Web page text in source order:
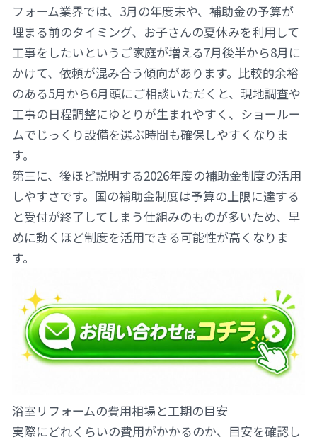
フォーム業界では、3月の年度末や、補助金の予算が
埋まる前のタイミング、お子さんの夏休みを利用して
工事をしたいというご家庭が増える7月後半から8月に
かけて、依頼が混み合う傾向があります。比較的余裕
のある5月から6月頭にご相談いただくと、現地調査や
工事の日程調整にゆとりが生まれやすく、ショールー
ムでじっくり設備を選ぶ時間も確保しやすくなりま
す。
第三に、後ほど説明する2026年度の補助金制度の活用
しやすさです。国の補助金制度は予算の上限に達する
と受付が終了してしまう仕組みのものが多いため、早
めに動くほど制度を活用できる可能性が高くなりま
す。
浴室リフォームの費用相場と工期の目安
実際にどれくらいの費用がかかるのか、目安を確認し